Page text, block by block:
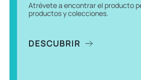
Atrévete a encontrar el producto
productos y colecciones.
DESCUBRIR